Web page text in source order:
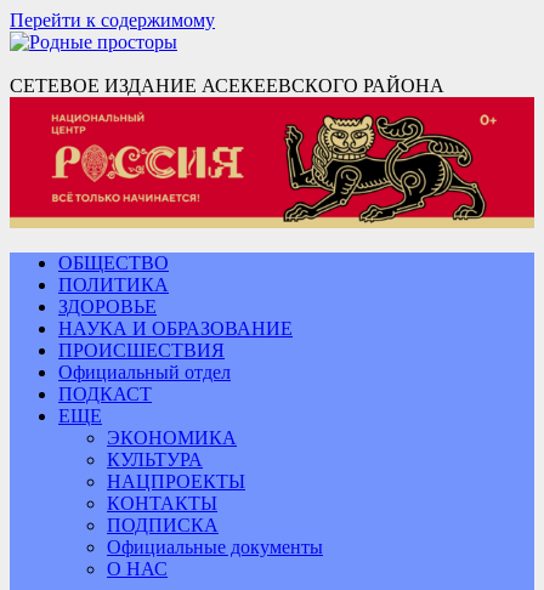
Перейти к содержимому
СЕТЕВОЕ ИЗДАНИЕ АСЕКЕЕВСКОГО РАЙОНА
ОБЩЕСТВО
ПОЛИТИКА
ЗДОРОВЬЕ
НАУКА И ОБРАЗОВАНИЕ
ПРОИСШЕСТВИЯ
Официальный отдел
ПОДКАСТ
ЕЩЕ
ЭКОНОМИКА
КУЛЬТУРА
НАЦПРОЕКТЫ
КОНТАКТЫ
ПОДПИСКА
Официальные документы
О НАС